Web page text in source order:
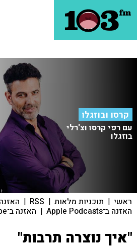
קרסו ובוזגלו
עם רפי קרסו וצ'רלי
בוזגלו
ראשי | תוכניות מלאות |
RSS
|
האזנה ב־Apple Podcasts | האזנה ב־youtube
"איך נוצרה תרבות"